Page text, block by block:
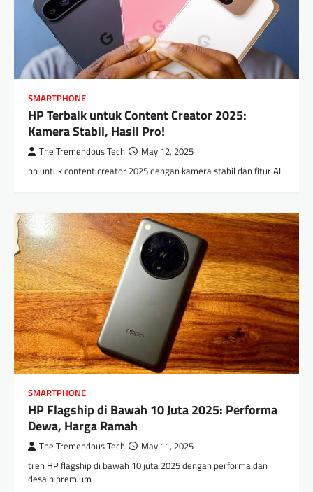
SMARTPHONE
HP Terbaik untuk Content Creator 2025:
Kamera Stabil, Hasil Pro!
The Tremendous Tech May 12, 2025
hp untuk content creator 2025 dengan kamera stabil dan fitur AI
SMARTPHONE
HP Flagship di Bawah 10 Juta 2025: Performa
Dewa, Harga Ramah
The Tremendous Tech May 11, 2025
tren HP flagship di bawah 10 juta 2025 dengan performa dan
desain premium